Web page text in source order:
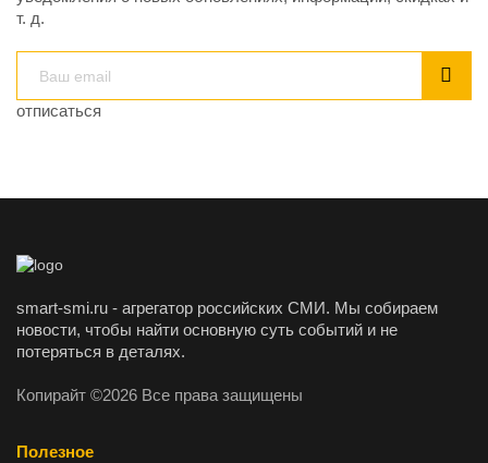
т. д.
отписаться
smart-smi.ru - агрегатор российских СМИ. Мы собираем
новости, чтобы найти основную суть событий и не
потеряться в деталях.
Копирайт ©2026 Все права защищены
Полезное